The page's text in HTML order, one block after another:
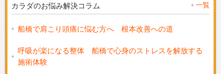
カラダのお悩み解決コラム 一覧
船橋で肩こり頭痛に悩む方へ 根本改善への道
呼吸が楽になる整体 船橋で心身のストレスを解放する
施術体験